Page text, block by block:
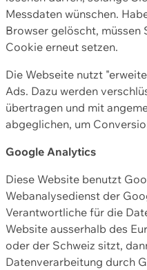
Messdaten wünschen.
Browser gelöscht, müssen
Cookie erneut setzen.
Die Webseite nutzt
Ads. Dazu werden
übertragen und mit
abgeglichen, um
Google Analytics
Diese Website benutzt
Webanalysedienst der
Verantwortliche für die
Website ausserhalb des
oder der Schweiz sitzt,
Datenverarbeitung durch